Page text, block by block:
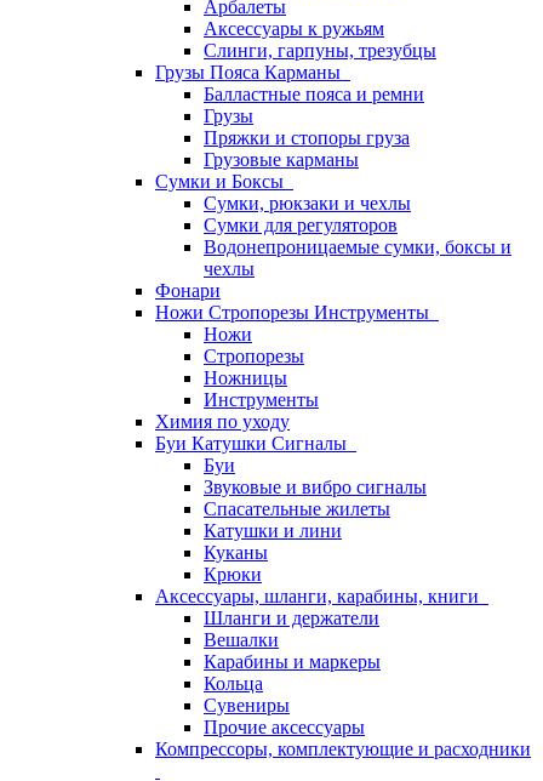
Арбалеты
Аксессуары к ружьям
Слинги, гарпуны, трезубцы
Грузы Пояса Карманы
Балластные пояса и ремни
Грузы
Пряжки и стопоры груза
Грузовые карманы
Сумки и Боксы
Сумки, рюкзаки и чехлы
Сумки для регуляторов
Водонепроницаемые сумки, боксы и
чехлы
Фонари
Ножи Стропорезы Инструменты
Ножи
Стропорезы
Ножницы
Инструменты
Химия по уходу
Буи Катушки Сигналы
Буи
Звуковые и вибро сигналы
Спасательные жилеты
Катушки и лини
Куканы
Крюки
Аксессуары, шланги, карабины, книги
Шланги и держатели
Вешалки
Карабины и маркеры
Кольца
Сувениры
Прочие аксессуары
Компрессоры, комплектующие и расходники